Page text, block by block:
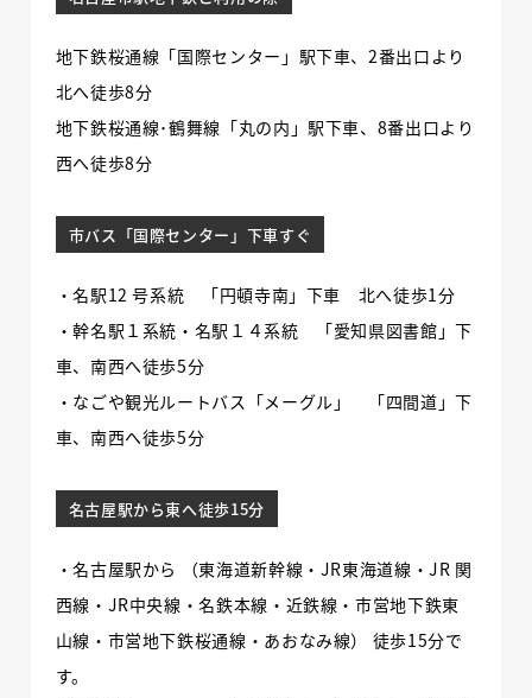
地下鉄桜通線「国際センター」駅下車、2番出口より
北へ徒歩8分
地下鉄桜通線･鶴舞線「丸の内」駅下車、8番出口より
西へ徒歩8分
市バス「国際センター」下車すぐ
・名駅12 号系統 「円頓寺南」下車 北へ徒歩1分
・幹名駅１系統・名駅１４系統 「愛知県図書館」下
車、南西へ徒歩5分
・なごや観光ルートバス「メーグル」 「四間道」下
車、南西へ徒歩5分
名古屋駅から東へ徒歩15分
・名古屋駅から （東海道新幹線・JR東海道線・JR 関
西線・JR中央線・名鉄本線・近鉄線・市営地下鉄東
山線・市営地下鉄桜通線・あおなみ線） 徒歩15分で
す。